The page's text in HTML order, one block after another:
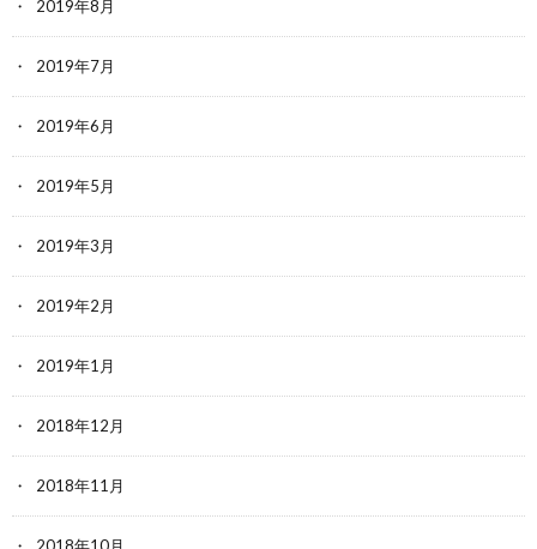
2019年8月
2019年7月
2019年6月
2019年5月
2019年3月
2019年2月
2019年1月
2018年12月
2018年11月
2018年10月